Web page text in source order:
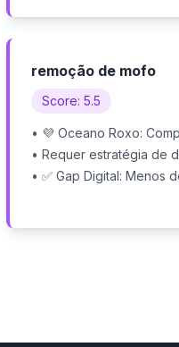
remoção de mofo
Score: 5.5
• 💜 Oceano Roxo:
• Requer estratégia de
• ✅ Gap Digital: Menos